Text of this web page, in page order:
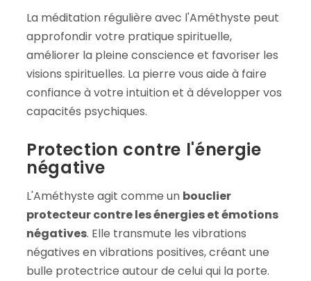
La méditation régulière avec l'Améthyste peut
approfondir votre pratique spirituelle,
améliorer la pleine conscience et favoriser les
visions spirituelles. La pierre vous aide à faire
confiance à votre intuition et à développer vos
capacités psychiques.
Protection contre l'énergie
négative
L'Améthyste agit comme un bouclier
protecteur contre les énergies et émotions
négatives. Elle transmute les vibrations
négatives en vibrations positives, créant une
bulle protectrice autour de celui qui la porte.